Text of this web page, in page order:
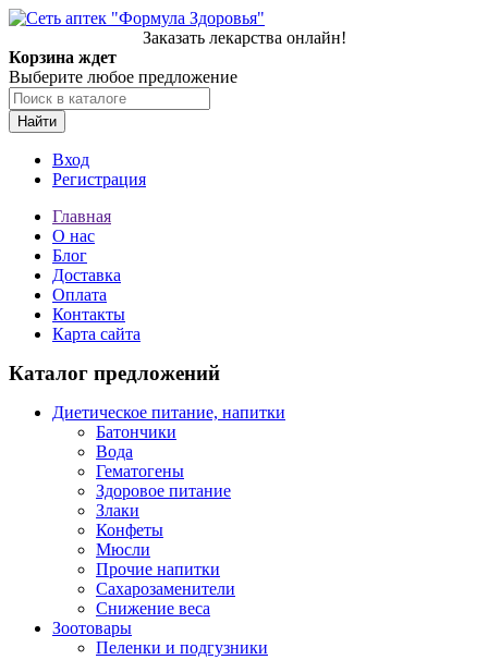
Заказать лекарства онлайн!
Корзина ждет
Выберите любое предложение
Найти
Вход
Регистрация
Главная
О нас
Блог
Доставка
Оплата
Контакты
Карта сайта
Каталог предложений
Диетическое питание, напитки
Батончики
Вода
Гематогены
Здоровое питание
Злаки
Конфеты
Мюсли
Прочие напитки
Сахарозаменители
Снижение веса
Зоотовары
Пеленки и подгузники